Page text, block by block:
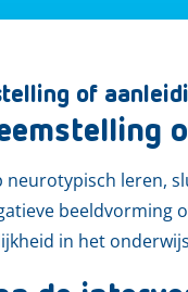
of
neurotypisch leren,
in het